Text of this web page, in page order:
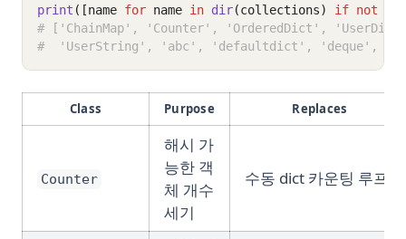
print ([name for name in dir(collections) if not
# ['ChainMap', 'Counter', 'OrderedDict',
#  'UserString', 'abc', 'defaultdict', 'deque',
Class Purpose Replaces
Counter
해시 가
능한 객
체 개수
세기
수동 dict 카운팅 루프